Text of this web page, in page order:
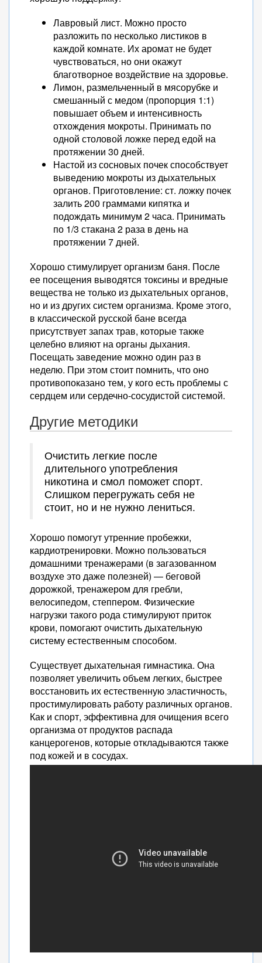
Лавровый лист. Можно просто
разложить по несколько листиков в
каждой комнате. Их аромат не будет
чувствоваться, но они окажут
благотворное воздействие на здоровье.
Лимон, размельченный в мясорубке и
смешанный с медом (пропорция 1:1)
повышает объем и интенсивность
отхождения мокроты. Принимать по
одной столовой ложке перед едой на
протяжении 30 дней.
Настой из сосновых почек способствует
выведению мокроты из дыхательных
органов. Приготовление: ст. ложку почек
залить 200 граммами кипятка и
подождать минимум 2 часа. Принимать
по 1/3 стакана 2 раза в день на
протяжении 7 дней.
Хорошо стимулирует организм баня. После
ее посещения выводятся токсины и вредные
вещества не только из дыхательных органов,
но и из других систем организма. Кроме этого,
в классической русской бане всегда
присутствует запах трав, которые также
целебно влияют на органы дыхания.
Посещать заведение можно один раз в
неделю. При этом стоит помнить, что оно
противопоказано тем, у кого есть проблемы с
сердцем или сердечно-сосудистой системой.
Другие методики
Очистить легкие после
длительного употребления
никотина и смол поможет спорт.
Слишком перегружать себя не
стоит, но и не нужно лениться.
Хорошо помогут утренние пробежки,
кардиотренировки. Можно пользоваться
домашними тренажерами (в загазованном
воздухе это даже полезней) — беговой
дорожкой, тренажером для гребли,
велосипедом, степпером. Физические
нагрузки такого рода стимулируют приток
крови, помогают очистить дыхательную
систему естественным способом.
Существует дыхательная гимнастика. Она
позволяет увеличить объем легких, быстрее
восстановить их естественную эластичность,
простимулировать работу различных органов.
Как и спорт, эффективна для очищения всего
организма от продуктов распада
канцерогенов, которые откладываются также
под кожей и в сосудах.